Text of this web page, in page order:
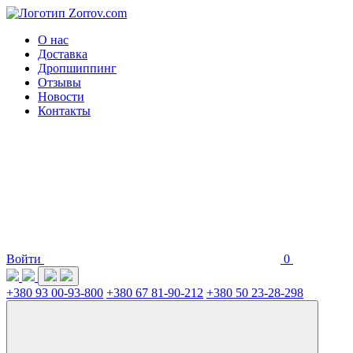
О нас
Доставка
Дропшиппинг
Отзывы
Новости
Контакты
Войти 0
+380 93 00-93-800 +380 67 81-90-212 +380 50 23-28-298